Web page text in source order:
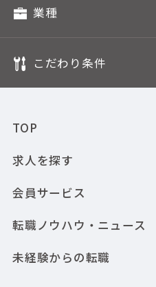
業種
こだわり条件
TOP
求人を探す
会員サービス
転職ノウハウ・ニュース
未経験からの転職